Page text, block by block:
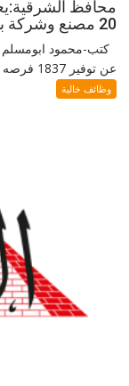
20 مصنع وشركة بالقطاع الخاص
كتب-محمود ابومسلم
عن توفير 1837 فرصه عمل داخل 20...
وظائف خالية